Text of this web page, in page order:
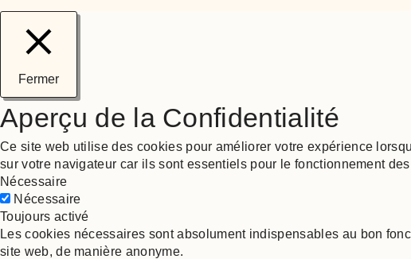
Fermer
Aperçu de la Confidentialité
Ce site web utilise des cookies pour améliorer votre expérience
sur votre navigateur car ils sont essentiels pour le fonctionnement des
Nécessaire
Nécessaire
Toujours activé
Les cookies nécessaires sont absolument indispensables au bon
site web, de manière anonyme.